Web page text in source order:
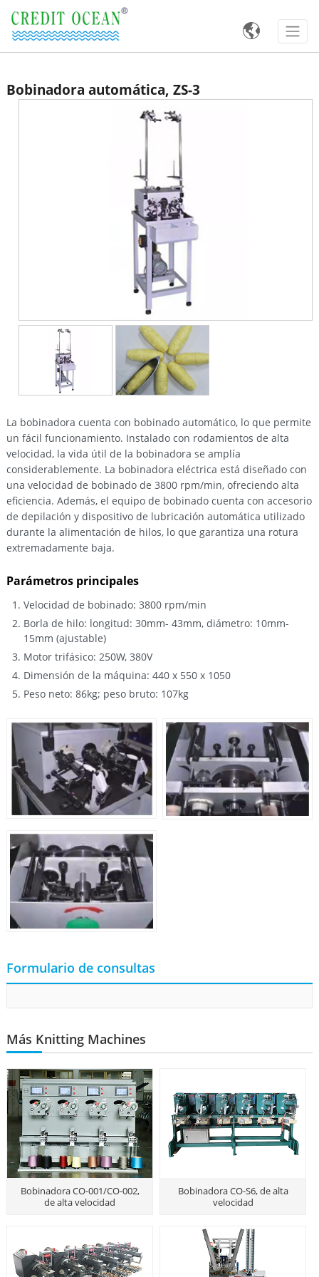

Bobinadora automática, ZS-3
La bobinadora cuenta con bobinado automático, lo que permite
un fácil funcionamiento. Instalado con rodamientos de alta
velocidad, la vida útil de la bobinadora se amplía
considerablemente. La bobinadora eléctrica está diseñado con
una velocidad de bobinado de 3800 rpm/min, ofreciendo alta
eficiencia. Además, el equipo de bobinado cuenta con accesorio
de depilación y dispositivo de lubricación automática utilizado
durante la alimentación de hilos, lo que garantiza una rotura
extremadamente baja.
Parámetros principales
Velocidad de bobinado: 3800 rpm/min
Borla de hilo: longitud: 30mm- 43mm, diámetro: 10mm-
15mm (ajustable)
Motor trifásico: 250W, 380V
Dimensión de la máquina: 440 x 550 x 1050
Peso neto: 86kg; peso bruto: 107kg
Formulario de consultas
Más Knitting Machines
Bobinadora CO-001/CO-002,
de alta velocidad
Bobinadora CO-S6, de alta
velocidad